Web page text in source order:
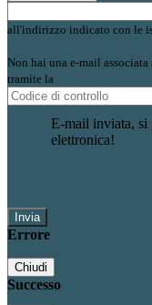
all'indirizzo indicato con le
Non hai una e-mail
tramite la
E-mail inviata, si
elettronica!
Errore
Chiudi
Successo